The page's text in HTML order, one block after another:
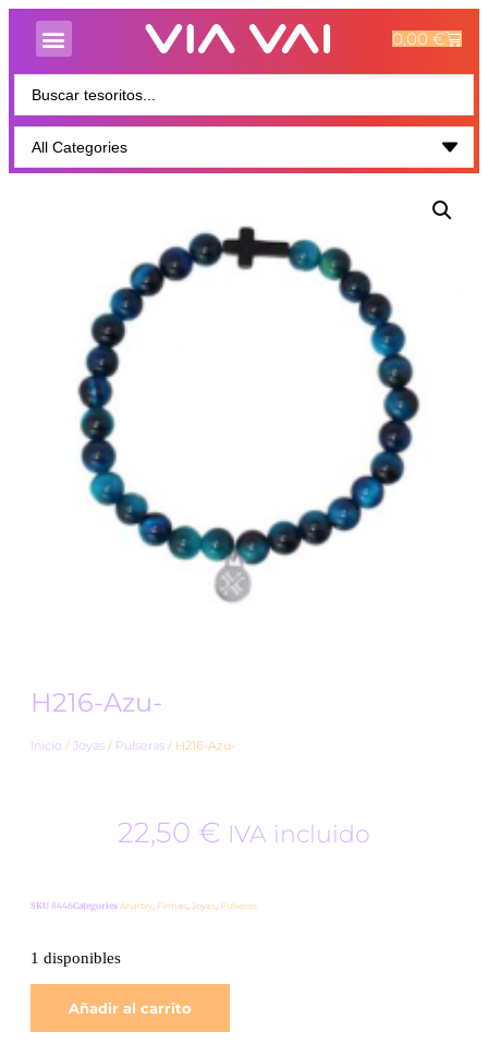
0,00€
H216-Azu-
Inicio / Joyas / Pulseras / H216-Azu-
22,50 € IVA incluido
SKU 8446Categories Anartxy, Firmas, Joyas, Pulseras
1 disponibles
Añadir al carrito